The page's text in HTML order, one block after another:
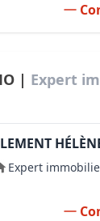
| Expert
Expert